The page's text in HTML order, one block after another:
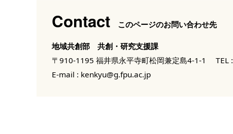
Contact このページのお問い合わせ先
地域共創部 共創・研究支援課
〒910-1195 福井県永平寺町松岡兼定島4-1-1
TEL :
E-mail : kenkyu@g.fpu.ac.jp